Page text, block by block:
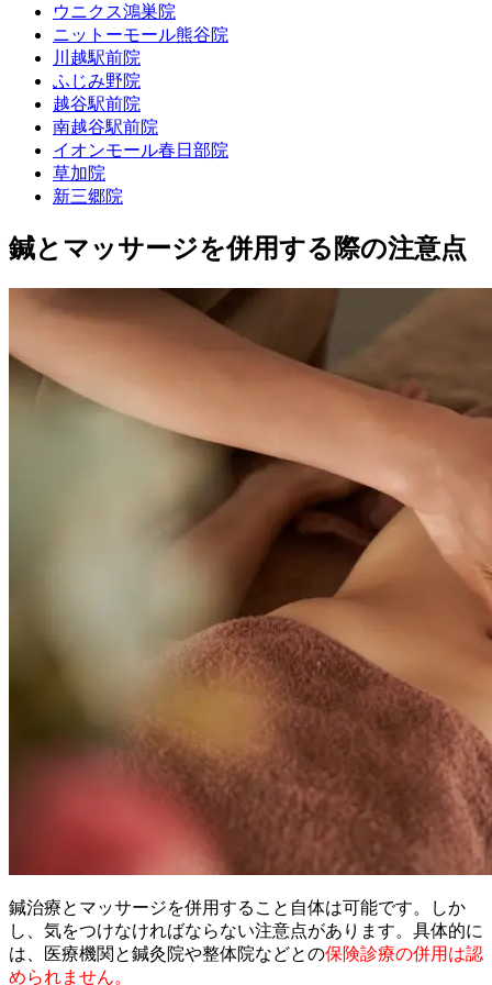
ウニクス鴻巣院
ニットーモール熊谷院
川越駅前院
ふじみ野院
越谷駅前院
南越谷駅前院
イオンモール春日部院
草加院
新三郷院
鍼とマッサージを併用する際の注意点
鍼治療とマッサージを併用すること自体は可能です。しか
し、気をつけなければならない注意点があります。具体的に
は、医療機関と鍼灸院や整体院などとの保険診療の併用は認
められません。